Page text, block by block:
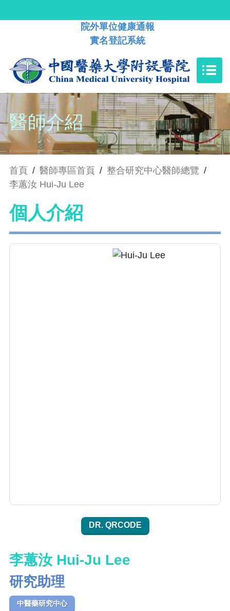
院外單位健康通報
實名登記系統
醫師介紹
首頁 / 醫師專區首頁 / 整合研究中心醫師總覽 /
李蕙汝 Hui-Ju Lee
個人介紹
DR. QRCODE
李蕙汝 Hui-Ju Lee
研究助理
中醫藥研究中心